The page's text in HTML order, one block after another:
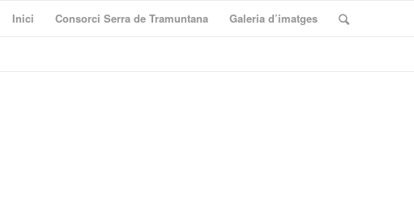
Inici Consorci Serra de Tramuntana Galeria d’imatges